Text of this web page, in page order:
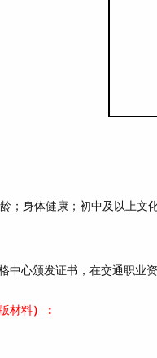
；身体健康；初中及以上
中心颁发证书，在交通职业
材料）
：